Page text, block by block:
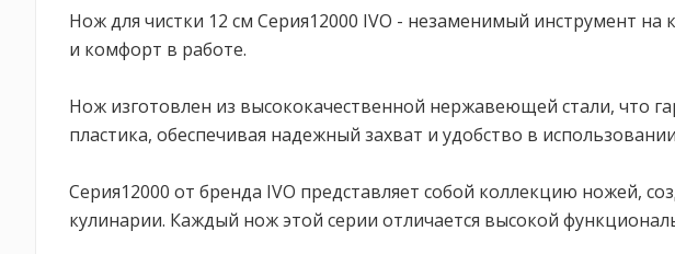
Нож для чистки 12 см Серия12000 IVO - незаменимый инструмент
и комфорт в работе.
Нож изготовлен из высококачественной нержавеющей стали, что
пластика, обеспечивая надежный захват и удобство в
Серия12000 от бренда IVO представляет собой коллекцию ножей,
кулинарии. Каждый нож этой серии отличается высокой